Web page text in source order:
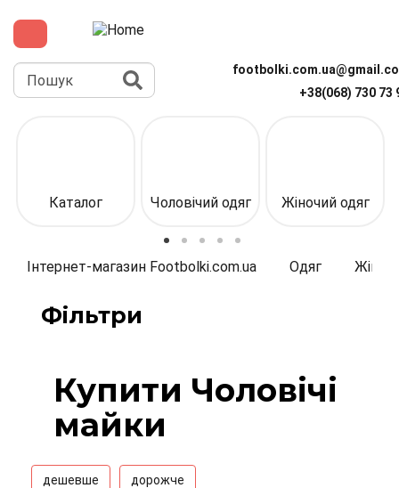
до
основного
вмісту
Пошук
+38(068) 730 73
Каталог Чоловічий одяг Жіночий одяг
Інтернет-магазин Footbolki.com.ua Одяг
Фільтри
Купити Чоловічі
майки
дешевше дорожче